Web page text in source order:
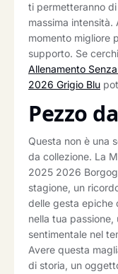
ti permetteranno
massima intensità.
momento migliore
supporto. Se
Allenamento
2026 Grigio Blu
Pezzo
Questa non è una
da collezione. La
2025 2026
stagione, un
delle gesta epiche
nella tua
sentimentale nel
Avere questa
di storia, un